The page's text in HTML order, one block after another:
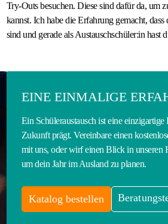
Try-Outs besuchen. Diese sind dafür da, um
kannst. Ich habe die Erfahrung gemacht, dass
sind und gerade als Austauschschüler:in hast
EINE EINMALIGE
Ein Schüleraustausch ist eine
Zukunft prägt. Vereinbare einen
mit uns, oder wirf einen Blick in unseren
um dein Jahr im Ausland zu planen.
Katalog bestellen